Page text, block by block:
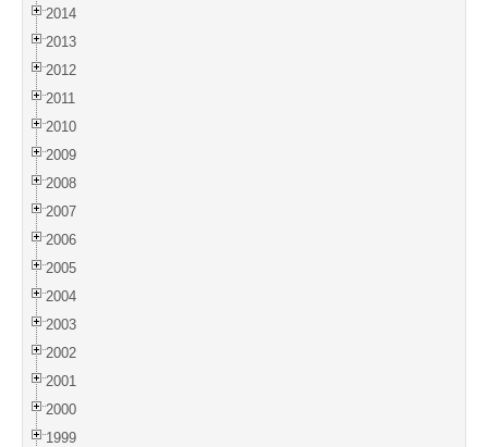
2014
2013
2012
2011
2010
2009
2008
2007
2006
2005
2004
2003
2002
2001
2000
1999